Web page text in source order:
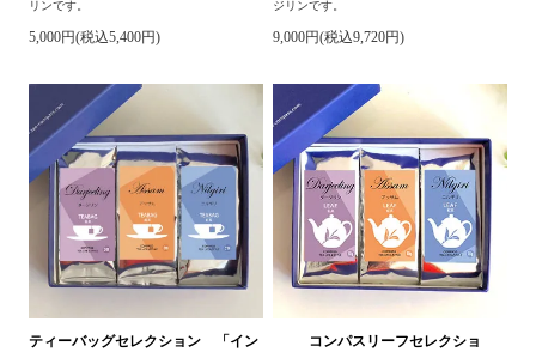
リンです。
5,000円(税込5,400円)
ジリンです。
9,000円(税込9,720円)
ティーバッグセレクション 「イン
コンパスリーフセレクショ